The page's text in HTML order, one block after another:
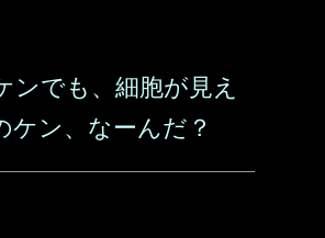
ンでも、細胞が見え
ケン、なーんだ？